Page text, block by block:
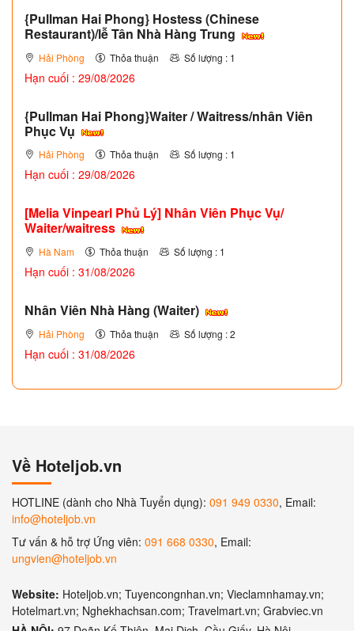
{Pullman Hai Phong} Hostess (Chinese
Restaurant)/lễ Tân Nhà Hàng Trung
Hải Phòng Thỏa thuận Số lượng : 1
Hạn cuối : 29/08/2026
{Pullman Hai Phong}Waiter / Waitress/nhân Viên
Phục Vụ
Hải Phòng Thỏa thuận Số lượng : 1
Hạn cuối : 29/08/2026
[Melia Vinpearl Phủ Lý] Nhân Viên Phục Vụ/
Waiter/waitress
Hà Nam Thỏa thuận Số lượng : 1
Hạn cuối : 31/08/2026
Nhân Viên Nhà Hàng (Waiter)
Hải Phòng Thỏa thuận Số lượng : 2
Hạn cuối : 31/08/2026
Về Hoteljob.vn
HOTLINE (dành cho Nhà Tuyển dụng): 091 949 0330, Email:
info@hoteljob.vn
Tư vấn & hỗ trợ Ứng viên: 091 668 0330, Email:
ungvien@hoteljob.vn
Website: Hoteljob.vn; Tuyencongnhan.vn; Vieclamnhamay.vn;
Hotelmart.vn; Nghekhachsan.com; Travelmart.vn; Grabviec.vn